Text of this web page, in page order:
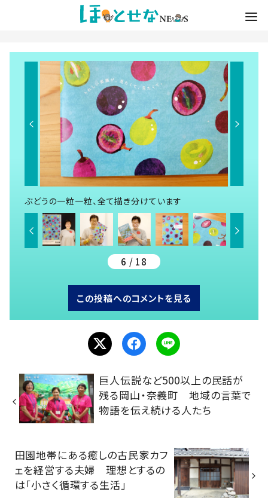
ぶどうの一粒一粒、全て描き分けています
6 / 18
この投稿へのコメントを見る
巨人伝説など500以上の民話が
残る岡山・奈義町 地域の言葉で
物語を伝え続ける人たち
田園地帯にある癒しの古民家カフ
ェを経営する夫婦 理想とするの
は「小さく循環する生活」